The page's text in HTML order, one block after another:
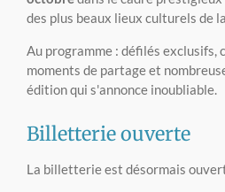
des plus beaux lieux culturels de
Au programme : défilés exclusifs,
moments de partage et
édition qui s'annonce inoubliable.
Billetterie ouverte
La billetterie est désormais